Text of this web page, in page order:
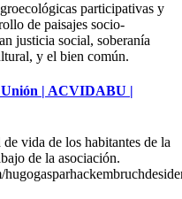
participativas y
de paisajes socio-
justicia social, soberanía
y el bien común.
Unión | ACVIDABU |
vida de los habitantes de la
de la asociación.